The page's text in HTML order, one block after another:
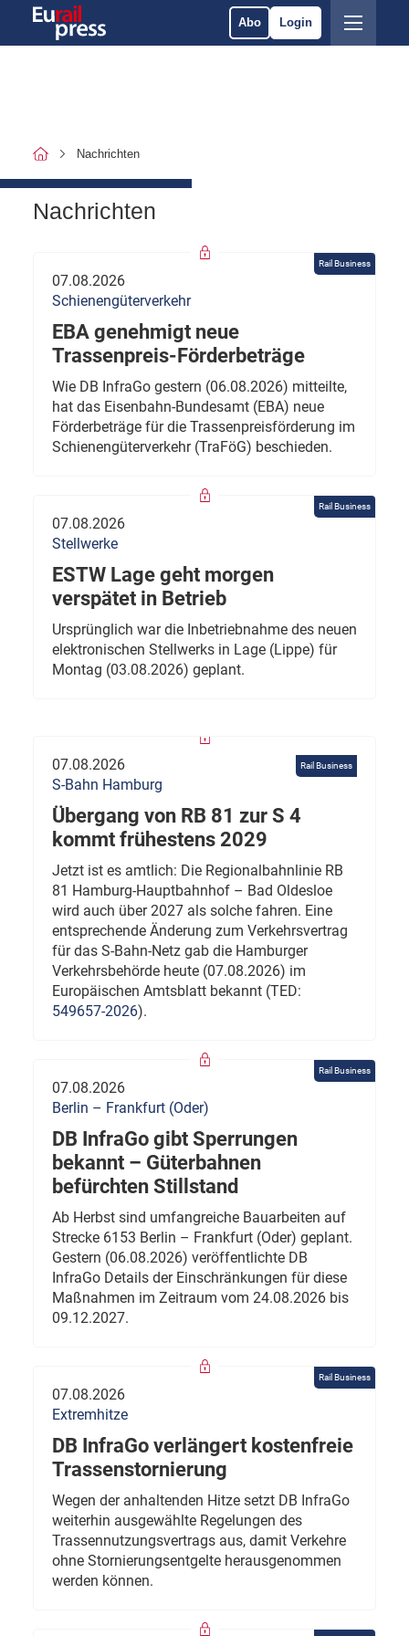
Abo Login
Nachrichten
Nachrichten
Rail Business
07.08.2026
Schienengüterverkehr
EBA genehmigt neue
Trassenpreis-Förderbeträge
Wie DB InfraGo gestern (06.08.2026) mitteilte,
hat das Eisenbahn-Bundesamt (EBA) neue
Förderbeträge für die Trassenpreisförderung im
Schienengüterverkehr (TraFöG) beschieden.
Rail Business
07.08.2026
Stellwerke
ESTW Lage geht morgen
verspätet in Betrieb
Ursprünglich war die Inbetriebnahme des neuen
elektronischen Stellwerks in Lage (Lippe) für
Montag (03.08.2026) geplant.
Rail Business
07.08.2026
S-Bahn Hamburg
Übergang von RB 81 zur S 4
kommt frühestens 2029
Jetzt ist es amtlich: Die Regionalbahnlinie RB
81 Hamburg-Hauptbahnhof – Bad Oldesloe
wird auch über 2027 als solche fahren. Eine
entsprechende Änderung zum Verkehrsvertrag
für das S-Bahn-Netz gab die Hamburger
Verkehrsbehörde heute (07.08.2026) im
Europäischen Amtsblatt bekannt (TED:
549657-2026).
Rail Business
07.08.2026
Berlin – Frankfurt (Oder)
DB InfraGo gibt Sperrungen
bekannt – Güterbahnen
befürchten Stillstand
Ab Herbst sind umfangreiche Bauarbeiten auf
Strecke 6153 Berlin – Frankfurt (Oder) geplant.
Gestern (06.08.2026) veröffentlichte DB
InfraGo Details der Einschränkungen für diese
Maßnahmen im Zeitraum vom 24.08.2026 bis
09.12.2027.
Rail Business
07.08.2026
Extremhitze
DB InfraGo verlängert kostenfreie
Trassenstornierung
Wegen der anhaltenden Hitze setzt DB InfraGo
weiterhin ausgewählte Regelungen des
Trassennutzungsvertrags aus, damit Verkehre
ohne Stornierungsentgelte herausgenommen
werden können.